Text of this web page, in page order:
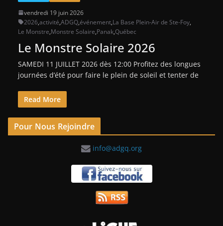
vendredi 19 juin 2026
2026,activité,ADGQ,événement,La Base Plein-Air de Ste-Foy,
Le Monstre,Monstre Solaire,Panak,Québec
Le Monstre Solaire 2026
SAMEDI 11 JUILLET 2026 dès 12:00 Profitez des longues
journées d’été pour faire le plein de soleil et tenter de
Read More
Pour Nous Rejoindre
info@adgq.org